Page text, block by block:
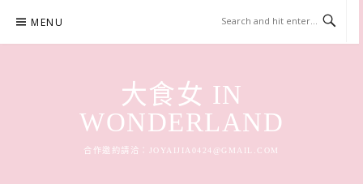
content
MENU
大食女 IN
WONDERLAND
合作邀約請洽： JOYAIJIA0424@GMAIL.COM